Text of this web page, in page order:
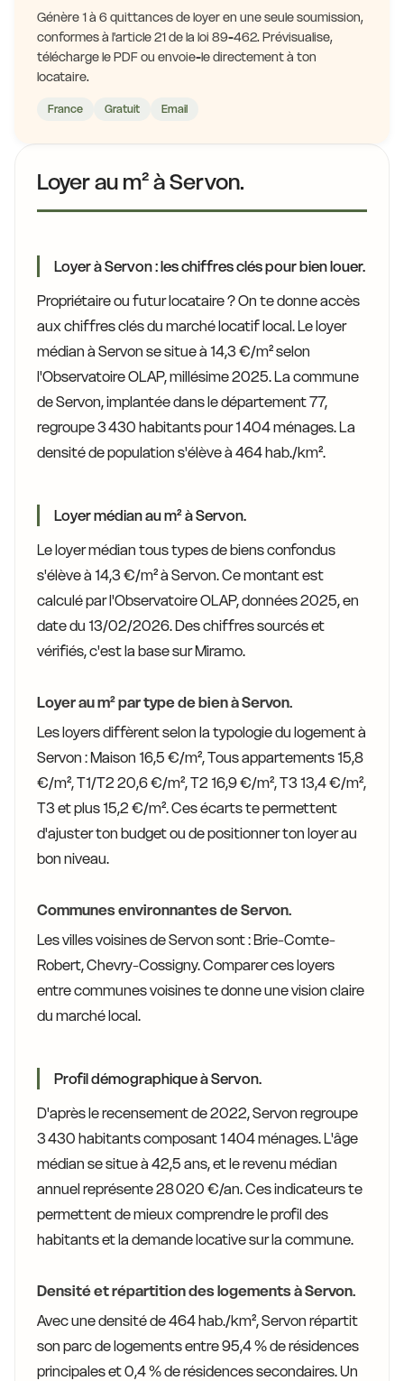
Génère 1 à 6 quittances de loyer en une seule soumission,
conformes à l'article 21 de la loi 89-462. Prévisualise,
télécharge le PDF ou envoie-le directement à ton
locataire.
France Gratuit Email
Loyer au m² à Servon.
Loyer à Servon : les chiffres clés pour bien louer.
Propriétaire ou futur locataire ? On te donne accès
aux chiffres clés du marché locatif local. Le loyer
médian à Servon se situe à 14,3 €/m² selon
l'Observatoire OLAP, millésime 2025. La commune
de Servon, implantée dans le département 77,
regroupe 3 430 habitants pour 1 404 ménages. La
densité de population s'élève à 464 hab./km².
Loyer médian au m² à Servon.
Le loyer médian tous types de biens confondus
s'élève à 14,3 €/m² à Servon. Ce montant est
calculé par l'Observatoire OLAP, données 2025, en
date du 13/02/2026. Des chiffres sourcés et
vérifiés, c'est la base sur Miramo.
Loyer au m² par type de bien à Servon.
Les loyers diffèrent selon la typologie du logement à
Servon : Maison 16,5 €/m², Tous appartements 15,8
€/m², T1/T2 20,6 €/m², T2 16,9 €/m², T3 13,4 €/m²,
T3 et plus 15,2 €/m². Ces écarts te permettent
d'ajuster ton budget ou de positionner ton loyer au
bon niveau.
Communes environnantes de Servon.
Les villes voisines de Servon sont : Brie-Comte-
Robert, Chevry-Cossigny. Comparer ces loyers
entre communes voisines te donne une vision claire
du marché local.
Profil démographique à Servon.
D'après le recensement de 2022, Servon regroupe
3 430 habitants composant 1 404 ménages. L'âge
médian se situe à 42,5 ans, et le revenu médian
annuel représente 28 020 €/an. Ces indicateurs te
permettent de mieux comprendre le profil des
habitants et la demande locative sur la commune.
Densité et répartition des logements à Servon.
Avec une densité de 464 hab./km², Servon répartit
son parc de logements entre 95,4 % de résidences
principales et 0,4 % de résidences secondaires. Un